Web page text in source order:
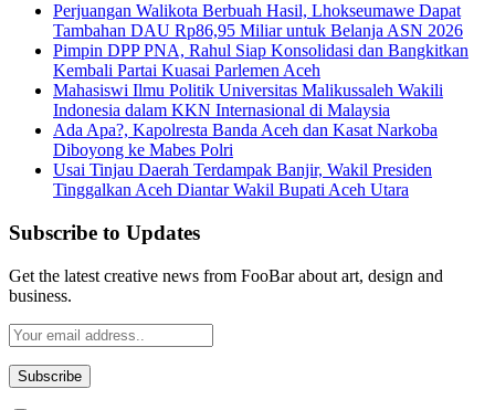
Perjuangan Walikota Berbuah Hasil, Lhokseumawe Dapat
Tambahan DAU Rp86,95 Miliar untuk Belanja ASN 2026
Pimpin DPP PNA, Rahul Siap Konsolidasi dan Bangkitkan
Kembali Partai Kuasai Parlemen Aceh
Mahasiswi Ilmu Politik Universitas Malikussaleh Wakili
Indonesia dalam KKN Internasional di Malaysia
Ada Apa?, Kapolresta Banda Aceh dan Kasat Narkoba
Diboyong ke Mabes Polri
Usai Tinjau Daerah Terdampak Banjir, Wakil Presiden
Tinggalkan Aceh Diantar Wakil Bupati Aceh Utara
Subscribe to Updates
Get the latest creative news from FooBar about art, design and
business.